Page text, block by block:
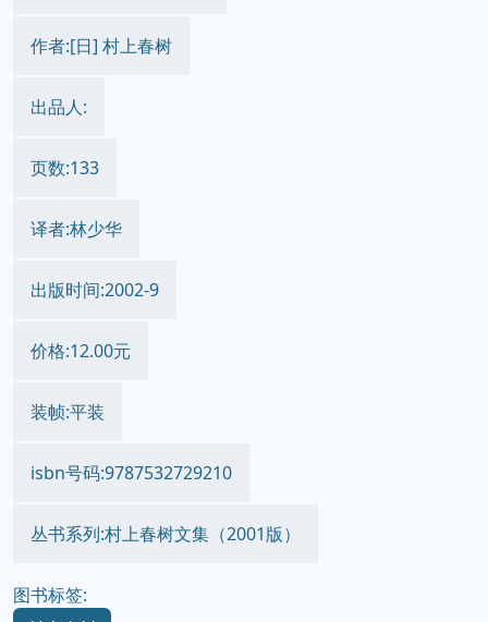
简体网页 ||
☆ ☆
出版者:上海译文出版社
作者:[日] 村上春树
出品人:
页数:133
译者:林少华
出版时间:2002-9
价格:12.00元
装帧:平装